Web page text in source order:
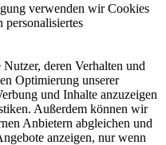
verwenden wir Cookies
deren Verhalten und
Optimierung unserer
und Inhalte anzuzeigen
Außerdem können wir
Anbietern abgleichen und
anzeigen, nur wenn